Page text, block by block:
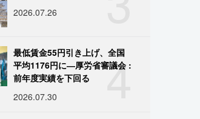
2026.07.26
4
最低賃金55円引き上げ、全国
平均1176円に―厚労省審議会 :
前年度実績を下回る
2026.07.30